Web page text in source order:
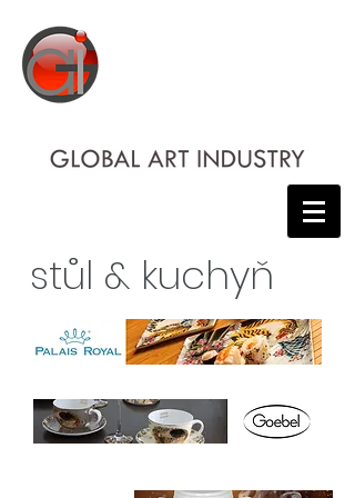
stůl & kuchyň